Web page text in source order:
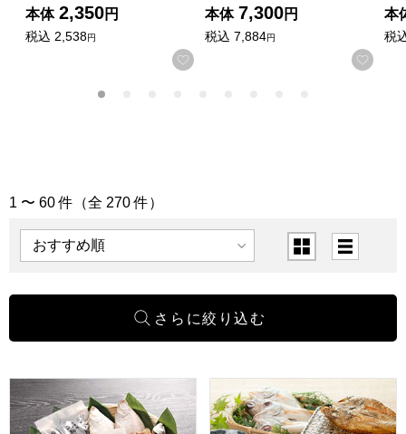
本体 2,350円
税込 2,538円
お気に入りに登録する
本体 7,300円
税込 7,884円
お気
本
税
「山陰グルメ」の商品一覧
1 〜 60 件（全 270 件）
表示順 表示切替
島根 渡邊水産 出雲干しとしじみ汁詰合せ(大和しじみ×3袋(
鳥取 大漁市場なかうら のど